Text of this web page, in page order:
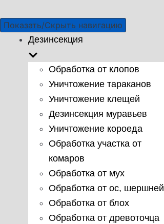
Показать/Скрыть навигацию
Дезинсекция
Обработка от клопов
Уничтожение тараканов
Уничтожение клещей
Дезинсекция муравьев
Уничтожение короеда
Обработка участка от
комаров
Обработка от мух
Обработка от ос, шершней
Обработка от блох
Обработка от древоточца